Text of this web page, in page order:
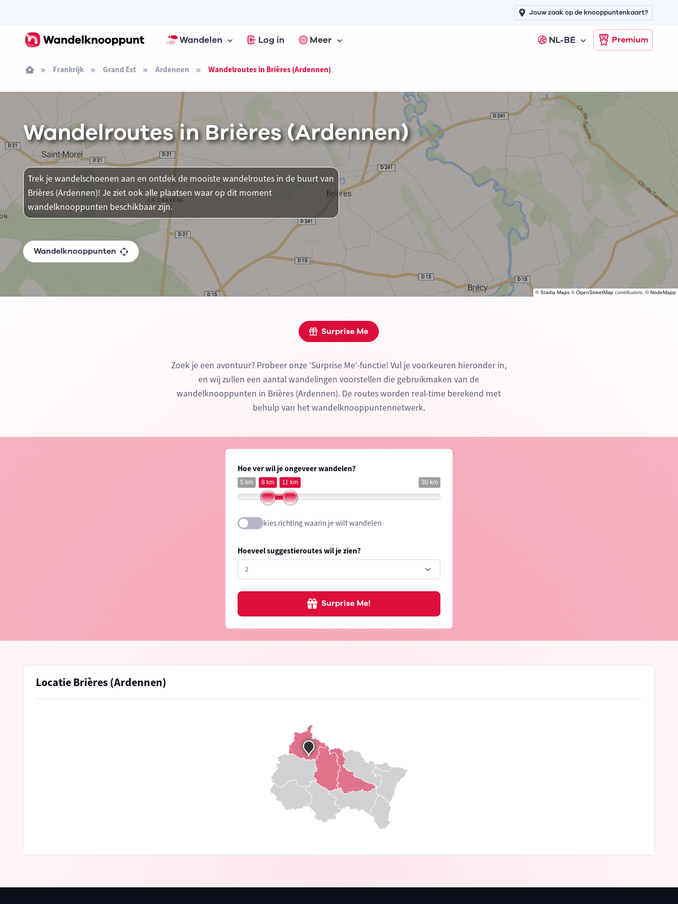
Wandelen Log in Meer NL-BE Premium
Jouw zaak op de knooppuntenkaart?
Frankrijk Grand Est Ardennen Wandelroutes in Brières (Ardennen)
©Stadia Maps ©OpenStreetMap contributors, ©NodeMapp
Wandelroutes in Brières (Ardennen)
Trek je wandelschoenen aan en ontdek de mooiste wandelroutes in de buurt van
Brières (Ardennen)! Je ziet ook alle plaatsen waar op dit moment
wandelknooppunten beschikbaar zijn.
Wandelknooppunten
Surprise Me
Zoek je een avontuur? Probeer onze 'Surprise Me'-functie! Vul je voorkeuren hieronder in,
en wij zullen een aantal wandelingen voorstellen die gebruikmaken van de
wandelknooppunten in Brières (Ardennen). De routes worden real-time berekend met
behulp van het wandelknooppuntennetwerk.
Hoe ver wil je ongeveer wandelen?
5 km 30 km
8 km 11 km
kies richting waarin je wilt wandelen
Hoeveel suggestieroutes wil je zien?
Surprise Me!
Locatie Brières (Ardennen)